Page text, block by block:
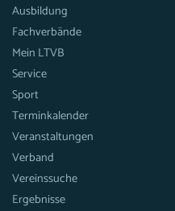
Ausbildung
Fachverbände
Mein LTVB
Service
Sport
Terminkalender
Veranstaltungen
Verband
Vereinssuche
Ergebnisse